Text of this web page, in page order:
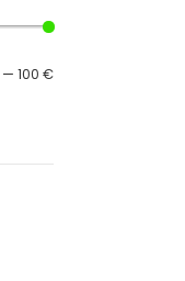
Preço
Preço
—100 €